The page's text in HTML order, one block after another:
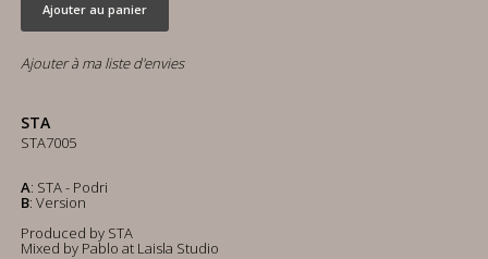
Ajouter au panier
Ajouter à ma liste d'envies
STA
STA7005
A: STA - Podri
B: Version
Produced by STA
Mixed by Pablo at Laisla Studio